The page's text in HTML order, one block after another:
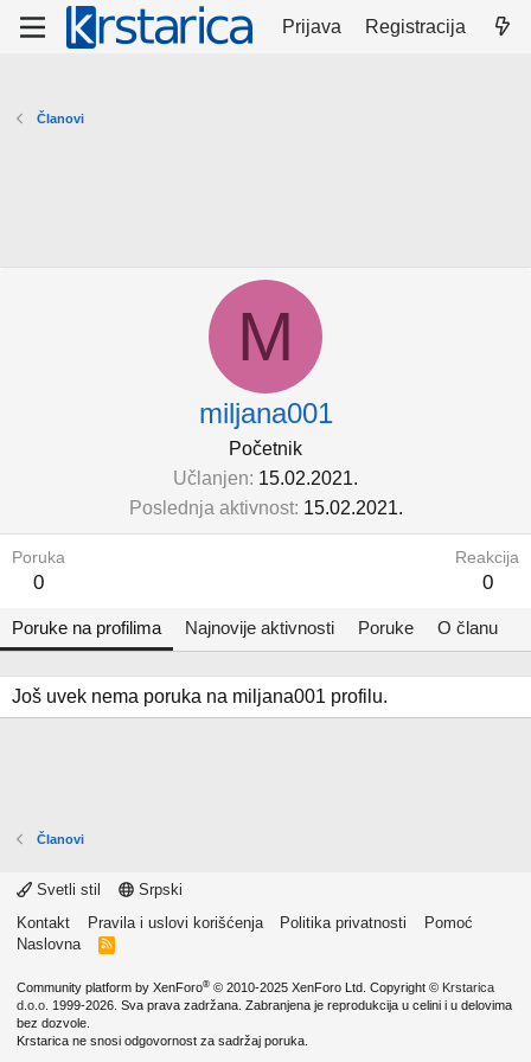
Prijava Registracija
Članovi
M
miljana001
Početnik
Učlanjen 15.02.2021.
Poslednja aktivnost 15.02.2021.
Poruka
0
Reakcija
0
Poruke na profilima Najnovije aktivnosti Poruke O članu
Još uvek nema poruka na miljana001 profilu.
Članovi
Svetli stil
Srpski
Kontakt
Pravila i uslovi korišćenja Politika privatnosti
Pomoć
Naslovna
R
Community platform by XenForo® © 2010-2025 XenForo Ltd. Copyright © Krstarica
d.o.o. 1999-2026. Sva prava zadržana. Zabranjena je reprodukcija u celini i u delovima
bez dozvole.
Krstarica ne snosi odgovornost za sadržaj poruka.